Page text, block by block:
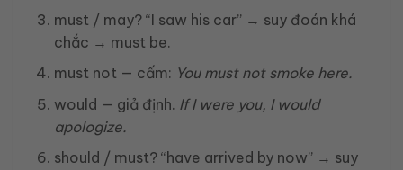
must / may? “I saw his car” → suy đoán khá
chắc → must be.
must not — cấm: You must not smoke here.
would — giả định. If I were you, I would
apologize.
should / must? “have arrived by now” → suy